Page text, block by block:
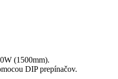
(1500mm).
DIP prepínačov.